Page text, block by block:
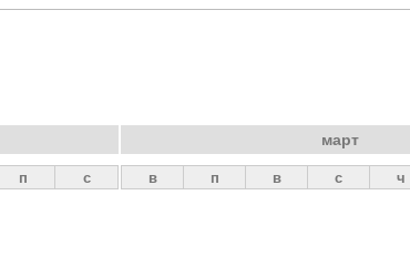
п с
март
в п в с ч